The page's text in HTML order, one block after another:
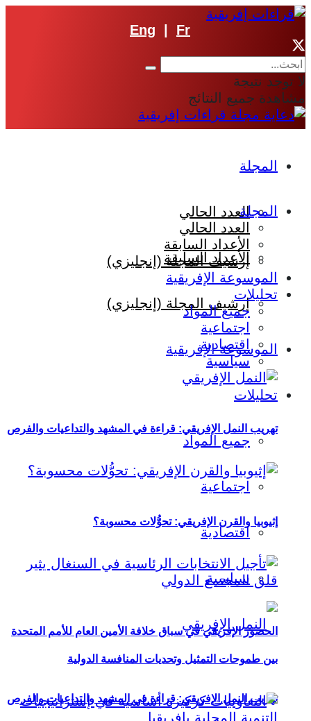
Eng Fr
لا توجد نتيجة
مشاهدة جميع النتائج
المجلة
العدد الحالي
الأعداد السابقة
إرشيف المجلة (إنجليزي)
الموسوعة الإفريقية
تحليلات
جميع المواد
اجتماعية
اقتصادية
سياسية
تهريب النمل الإفريقي: قراءة في المشهد والتداعيات والفرص
المجلة
العدد الحالي
الأعداد السابقة
إرشيف المجلة (إنجليزي)
الموسوعة الإفريقية
تحليلات
جميع المواد
اجتماعية
اقتصادية
سياسية
تهريب النمل الإفريقي: قراءة في المشهد والتداعيات والفرص
إثيوبيا والقرن الإفريقي: تحوُّلات محسوبة؟
الحضور الإفريقي في سباق خلافة الأمين العام للأمم المتحدة
بين طموحات التمثيل وتحديات المنافسة الدولية